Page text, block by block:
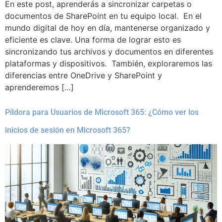
En este post, aprenderás a sincronizar carpetas o
documentos de SharePoint en tu equipo local. En el
mundo digital de hoy en día, mantenerse organizado y
eficiente es clave. Una forma de lograr esto es
sincronizando tus archivos y documentos en diferentes
plataformas y dispositivos. También, exploraremos las
diferencias entre OneDrive y SharePoint y
aprenderemos […]
Píldora para Usuarios de Microsoft 365: ¿Cómo ver los
inicios de sesión en Microsoft 365?